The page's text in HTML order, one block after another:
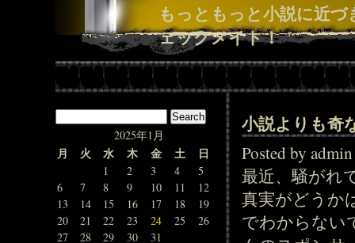
もっともっと小説に近
ェックメイト！
2025年1月
月 火 水 木 金 土 日
1 2 3 4
5
6
7 8 9 10 11
12
13
14 15 16 17 18
19
20
21 22 23 24 25
26
27
28 29 30
31
小説よりも奇
Posted by
最近、騒がれ
真実がどうか
でわからない